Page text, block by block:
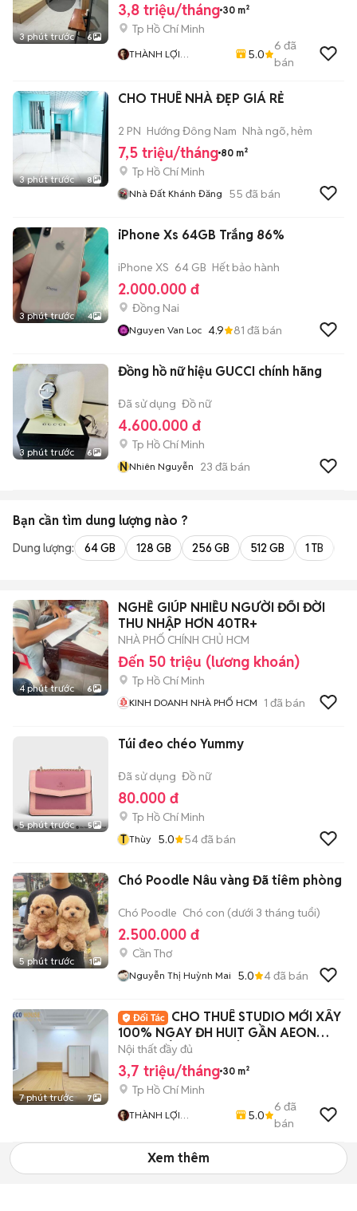
3 phút trước 6
3,8 triệu/tháng 30 m²
Tp Hồ Chí Minh
THÀNH LỢI
5.0
6 đã
bán
3 phút trước 8
CHO THUÊ NHÀ ĐẸP GIÁ RẺ
2 PN Hướng Đông Nam Nhà ngõ, hẻm
7,5 triệu/tháng 80 m²
Tp Hồ Chí Minh
Nhà Đất Khánh Đăng 55 đã bán
3 phút trước 4
iPhone Xs 64GB Trắng 86%
iPhone XS 64 GB Hết bảo hành
2.000.000 đ
Đồng Nai
Nguyen Van Loc 4.9 81 đã bán
3 phút trước 6
Đồng hồ nữ hiệu GUCCI chính hãng
Đã sử dụng Đồ nữ
4.600.000 đ
Tp Hồ Chí Minh
NNhiên Nguyễn 23 đã bán
Bạn cần tìm dung lượng nào ?
Dung lượng: 64 GB 128 GB 256 GB 512 GB 1 TB
4 phút trước 6
NGHỀ GIÚP NHIỀU NGƯỜI ĐỔI ĐỜI
THU NHẬP HƠN 40TR+
NHÀ PHỐ CHÍNH CHỦ HCM
Đến 50 triệu (lương khoán)
Tp Hồ Chí Minh
KINH DOANH NHÀ PHỐ HCM 1 đã bán
5 phút trước 5
Túi đeo chéo Yummy
Đã sử dụng Đồ nữ
80.000 đ
Tp Hồ Chí Minh
T Thùy 5.0 54đã bán
5 phút trước 1
Chó Poodle Nâu vàng Đã tiêm phòng
Chó Poodle Chó con (dưới 3 tháng tuổi)
2.500.000 đ
Cần Thơ
Nguyễn Thị Huỳnh Mai 5.0 4đã bán
7 phút trước 7
CHO THUÊ STUDIO MỚI XÂY
100% NGAY ĐH HUIT GẦN AEON
MALL , LÊ TRỌNG TÂN
Nội thất đầy đủ
3,7 triệu/tháng 30 m²
Tp Hồ Chí Minh
THÀNH LỢI
5.0
6 đã
bán
Xem thêm